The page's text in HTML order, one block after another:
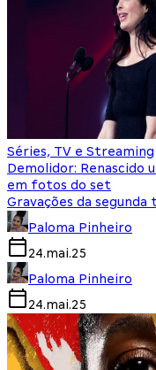
Séries, TV e Streaming
Demolidor: Renascido
em fotos do set
Gravações da
Paloma Pinheiro
24.mai.25
Paloma Pinheiro
24.mai.25